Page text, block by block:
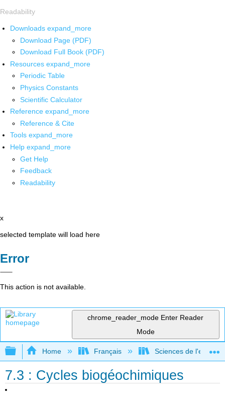
Readability
Downloads expand_more
Download Page (PDF)
Download Full Book (PDF)
Resources expand_more
Periodic Table
Physics Constants
Scientific Calculator
Reference expand_more
Reference & Cite
Tools expand_more
Help expand_more
Get Help
Feedback
Readability
x
selected template will load here
Error
This action is not available.
chrome_reader_mode Enter Reader
Mode
Expand/collapse global hierarchy
Home Français Sciences de
7.3 : Cycles biogéochimiques